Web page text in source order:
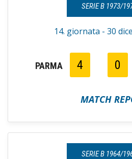
SERIE B 1973/
14. giornata - 30
PARMA 4 0
MATCH
SERIE B 1964/